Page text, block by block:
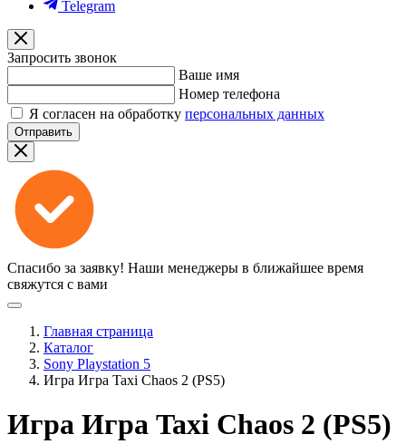
Telegram
Запросить звонок
Ваше имя
Номер телефона
Я согласен на обработку персональных данных
Отправить
Спасибо за заявку! Наши менеджеры в ближайшее время
свяжутся с вами
Главная страница
Каталог
Sony Playstation 5
Игра Игра Taxi Chaos 2 (PS5)
Игра Игра Taxi Chaos 2 (PS5)